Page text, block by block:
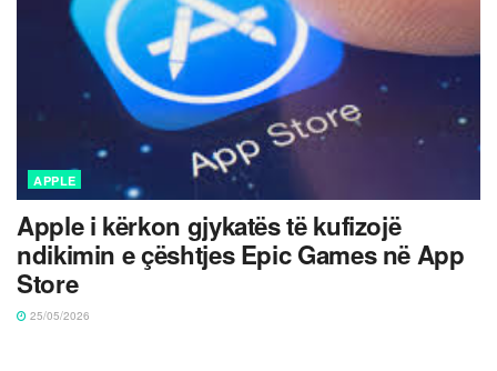
APPLE
Apple i kërkon gjykatës të kufizojë
ndikimin e çështjes Epic Games në App
Store
25/05/2026